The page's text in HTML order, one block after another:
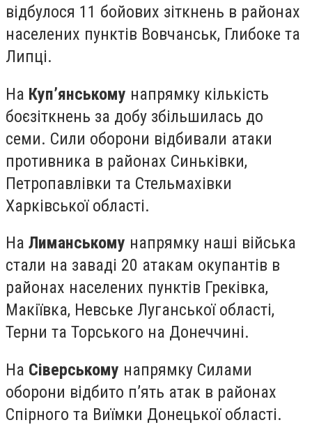
відбулося 11 бойових зіткнень в районах
населених пунктів Вовчанськ, Глибоке та
Липці.
На Куп’янському напрямку кількість
боєзіткнень за добу збільшилась до
семи. Сили оборони відбивали атаки
противника в районах Синьківки,
Петропавлівки та Стельмахівки
Харківської області.
На Лиманському напрямку наші війська
стали на заваді 20 атакам окупантів в
районах населених пунктів Греківка,
Макіївка, Невське Луганської області,
Терни та Торського на Донеччині.
На Сіверському напрямку Силами
оборони відбито п’ять атак в районах
Спірного та Виїмки Донецької області.